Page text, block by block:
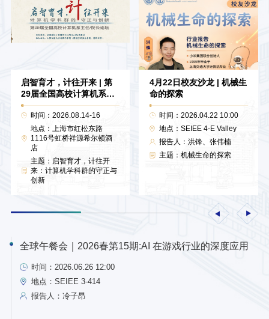
启智育才，计往开来 | 第
29届全国高校计算机系主
任/院长论坛
时间：2026.08.14-16
地点：上海市红松东路
1116号虹桥祥源希尔顿酒
店
主题：启智育才，计往开
来：计算机学科群的守正与
创新
4月22日校友沙龙 | 机械生
命的探索
时间：2026.04.22 10:00
地点：SEIEE 4-E Valley
报告人：洪锋、张伟楠
主题：机械生命的探索
全球午餐会｜2026春第15期:AI 在游戏行业的深度应用
时间：2026.06.26 12:00
地点：SEIEE 3-414
报告人：冷子昂